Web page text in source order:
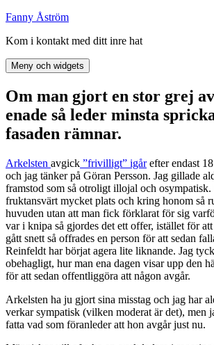
Hoppa
innehåll
Fanny Åström
Kom i kontakt med ditt inre hat
Meny och widgets
Om man gjort en stor grej
enade så leder minsta
fasaden rämnar.
Arkelsten avgick ”frivilligt” igårefter endast
och jag tänker på Göran Persson. Jag gillade
framstod som så otroligt illojal och osympatisk.
fruktansvärt mycket plats och kring honom så
huvuden utan att man fick förklarat för sig
var i knipa så gjordes det ett offer, istället för
gått snett så offrades en person för att sedan
Reinfeldt har börjat agera lite liknande. Jag
obehagligt, hur man ena dagen visar upp den
för att sedan offentliggöra att någon avgår.
Arkelsten ha ju gjort sina misstag och jag har
verkar sympatisk (vilken moderat är det), men
fatta vad som föranleder att hon avgår just nu.